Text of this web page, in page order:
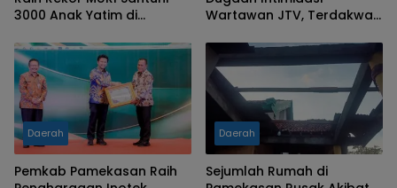
3000 Anak Yatim di
Wartawan JTV, Terdakwa
Pelapor
Daerah
Pemkab Pamekasan Raih
Daerah
Sejumlah Rumah di